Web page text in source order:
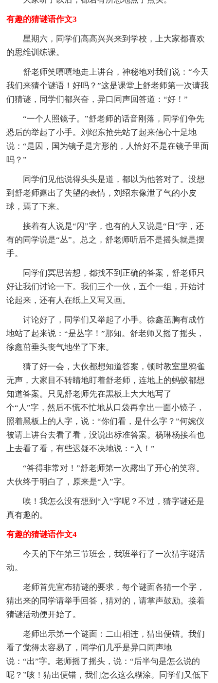
有趣的猜谜语作文3
星期六，同学们高高兴兴来到学校，上大家都喜欢
的思维训练课。
舒老师笑嘻嘻地走上讲台，神秘地对我们说：“今天
我们来猜个谜语！好吗？”这是课堂上舒老师第一次请我
们猜谜，同学们都兴奋，异口同声回答道：“好！”
“一个人照镜子。”舒老师的话音刚落，同学们争先
恐后的举起了小手。刘绍东抢先站了起来信心十足地
说：“是囚，国为镜子是方形的，人恰好不是在镜子里面
吗？”
同学们见他说得头头是道，都以为他答对了。没想
到舒老师露出了失望的表情，刘绍东像泄了气的小皮
球，焉了下来。
接着有人说是“闪”字，也有的人又说是“日”字，还
有的同学说是“丛”。总之，舒老师听后不是摇头就是摆
手。
同学们冥思苦想，都找不到正确的答案，舒老师只
好让我们讨论一下。我们三个一伙，五个一组，开始讨
论起来，还有人在纸上又写又画。
讨论好了，同学们又举起了小手。徐鑫茁胸有成竹
地站了起来说：“是丛字！”那知。舒老师又摇了摇头，
徐鑫茁垂头丧气地坐了下来。
猜了好一会，大伙都想知道答案，顿时教室里鸦雀
无声，大家目不转睛地盯着舒老师，连地上的蚂蚁都想
知道答案。只见舒老师先在黑板上大大地写了
个“人”字，然后不慌不忙地从口袋再拿出一面小镜子，
照着黑板上的人字，说：“你们看，是什么字？”何婉仪
被请上讲台去看了看，没说出标准答案。杨琳杨接着也
上去看了看，有些迟疑不决地说：“入！”
“答得非常对！”舒老师第一次露出了开心的笑容。
大伙终于明白了，原来是“入”字。
唉！我怎么没有想到“入”字呢？不过，猜字谜还是
真有趣的。
有趣的猜谜语作文4
今天的下午第三节班会，我班举行了一次猜字谜活
动。
老师首先宣布猜谜的要求，每个谜面各猜一个字，
猜出来的同学请举手回答，猜对的，请掌声鼓励。接着
猜谜活动便开始了。
老师出示第一个谜面：二山相连，猜出便错。我们
看了觉得太容易了，同学们几乎是异口同声地
说：“出”字。老师摇了摇头，说：“后半句是怎么说的
呢？”咳！猜出便错，我们怎么这么糊涂。同学们又低下